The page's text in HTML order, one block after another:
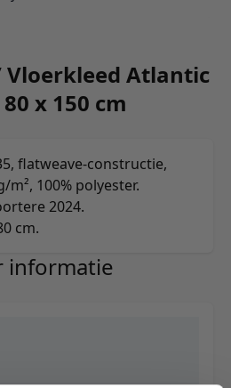
Vloerkleed Atlantic
x 150 cm
flatweave-constructie,
100% polyester.
2024.
cm.
informatie